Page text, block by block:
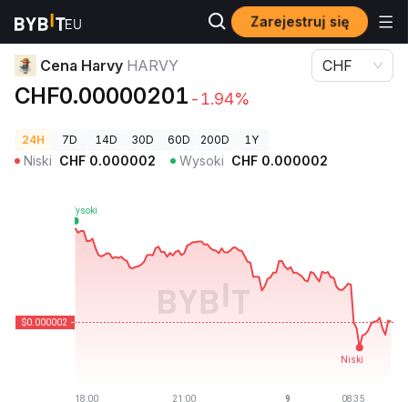
Zarejestruj się
Ceny kryptowalut Cena Harvy HARVY
Cena Harvy HARVY
CHF0.00000201 -1.94%
CHF
24H 7D 14D 30D 60D 200D 1Y
Niski CHF 0.000002 Wysoki CHF 0.000002